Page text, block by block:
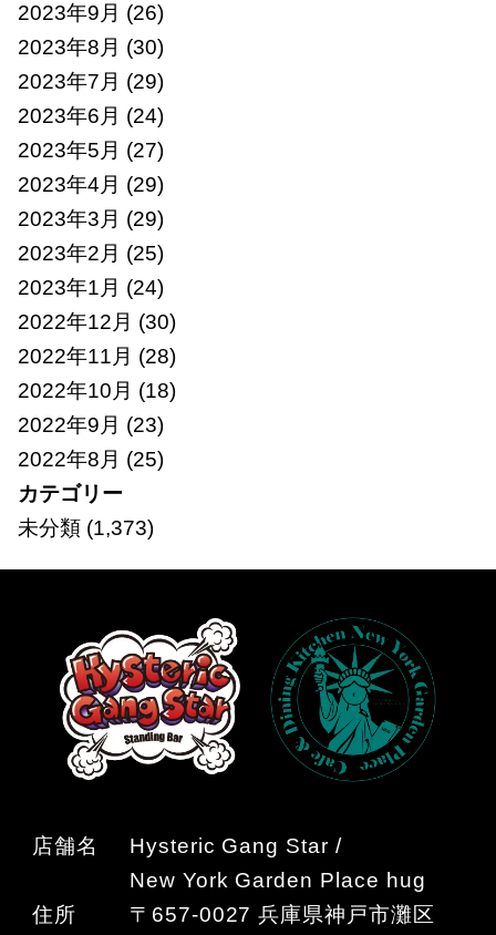
2023年9月 (26)
2023年8月 (30)
2023年7月 (29)
2023年6月 (24)
2023年5月 (27)
2023年4月 (29)
2023年3月 (29)
2023年2月 (25)
2023年1月 (24)
2022年12月 (30)
2022年11月 (28)
2022年10月 (18)
2022年9月 (23)
2022年8月 (25)
カテゴリー
未分類(1,373)
店舗名
Hysteric Gang Star /
New York Garden Place hug
住所
〒657-0027 兵庫県神戸市灘区